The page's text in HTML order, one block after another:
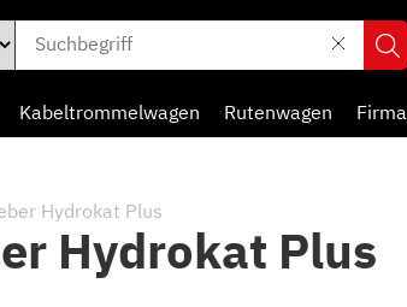
Kabeltrommelwagen Rutenwagen Firma
Hydrokat Plus
Hydrokat Plus